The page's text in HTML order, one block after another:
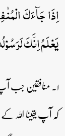
اِذَا جَآءَکَ
یَعۡلَمُ اِنَّکَ
۱۔ منافقین جب
کہ آپ یقینا اللہ